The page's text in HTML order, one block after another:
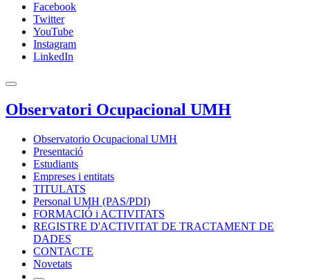
Facebook
Twitter
YouTube
Instagram
LinkedIn
Observatori Ocupacional UMH
Observatorio Ocupacional UMH
Presentació
Estudiants
Empreses i entitats
TITULATS
Personal UMH (PAS/PDI)
FORMACIÓ i ACTIVITATS
REGISTRE D'ACTIVITAT DE TRACTAMENT DE
DADES
CONTACTE
Novetats